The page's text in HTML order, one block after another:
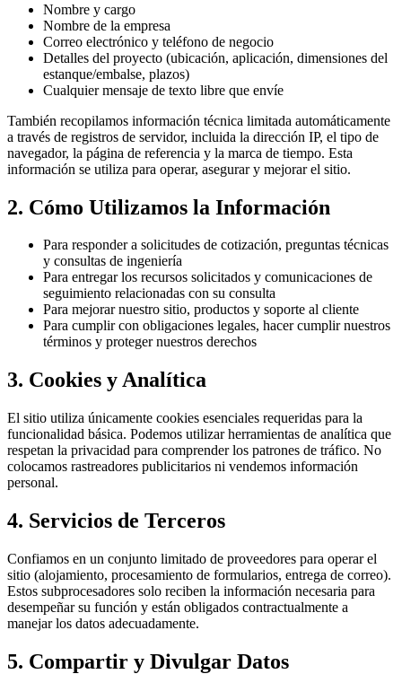
Nombre y cargo
Nombre de la empresa
Correo electrónico y teléfono de negocio
Detalles del proyecto (ubicación, aplicación, dimensiones del
estanque/embalse, plazos)
Cualquier mensaje de texto libre que envíe
También recopilamos información técnica limitada automáticamente
a través de registros de servidor, incluida la dirección IP, el tipo de
navegador, la página de referencia y la marca de tiempo. Esta
información se utiliza para operar, asegurar y mejorar el sitio.
2. Cómo Utilizamos la Información
Para responder a solicitudes de cotización, preguntas técnicas
y consultas de ingeniería
Para entregar los recursos solicitados y comunicaciones de
seguimiento relacionadas con su consulta
Para mejorar nuestro sitio, productos y soporte al cliente
Para cumplir con obligaciones legales, hacer cumplir nuestros
términos y proteger nuestros derechos
3. Cookies y Analítica
El sitio utiliza únicamente cookies esenciales requeridas para la
funcionalidad básica. Podemos utilizar herramientas de analítica que
respetan la privacidad para comprender los patrones de tráfico. No
colocamos rastreadores publicitarios ni vendemos información
personal.
4. Servicios de Terceros
Confiamos en un conjunto limitado de proveedores para operar el
sitio (alojamiento, procesamiento de formularios, entrega de correo).
Estos subprocesadores solo reciben la información necesaria para
desempeñar su función y están obligados contractualmente a
manejar los datos adecuadamente.
5. Compartir y Divulgar Datos